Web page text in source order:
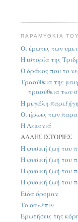
ΠΑΡΑΜΥΘΚΙΑ
Οι έρωτες των
Η ιστορία της
Ο δράκος που το
Τραούθκια της
τραούθκια των
Η μεγάλη
Οι ήρωες των
Η Λεμονιά
ΑΛΛΕΣ ΙΣΤΟΡΙΕΣ
Η φυσική ζωή του
Η φυσική ζωή του
Η φυσική ζωή του
Η φυσική ζωή του
Είδα όρομαν
Το σαλέπιν
Ερωτήσεις της